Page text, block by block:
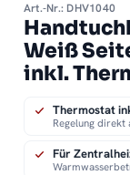
Art.-Nr.: DHV1040
Weiß
inkl.
Thermostat
Regelung direkt
Für